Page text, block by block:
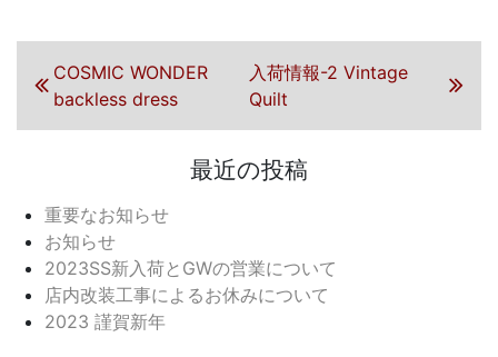
投稿ナビゲーション
前の投稿
COSMIC WONDER
backless dress
次の投稿
入荷情報-2 Vintage
Quilt
最近の投稿
重要なお知らせ
お知らせ
2023SS新入荷とGWの営業について
店内改装工事によるお休みについて
2023 謹賀新年